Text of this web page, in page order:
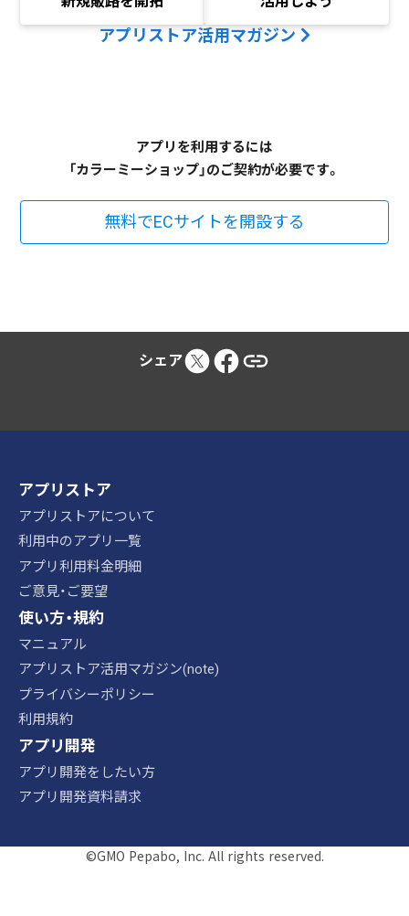
アプリストア活用マガジン
アプリを利用するには
「カラーミーショップ」のご契約が必要です。
無料でECサイトを開設する
シェア
アプリストア
アプリストアについて
利用中のアプリ一覧
アプリ利用料金明細
ご意見・ご要望
使い方・規約
マニュアル
アプリストア活用マガジン(note)
プライバシーポリシー
利用規約
アプリ開発
アプリ開発をしたい方
アプリ開発資料請求
©GMO Pepabo, Inc. All rights reserved.